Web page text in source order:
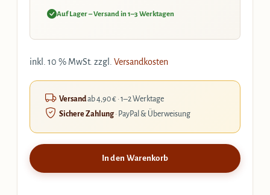
Auf Lager – Versand in 1–3 Werktagen
inkl. 10 % MwSt. zzgl. Versandkosten
Versandab 4,90 € · 1–2 Werktage
Sichere Zahlung· PayPal & Überweisung
In den Warenkorb